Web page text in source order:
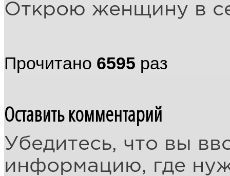
Открою женщину в
Прочитано 6595 раз
Оставить комментарий
Убедитесь, что вы
информацию, где